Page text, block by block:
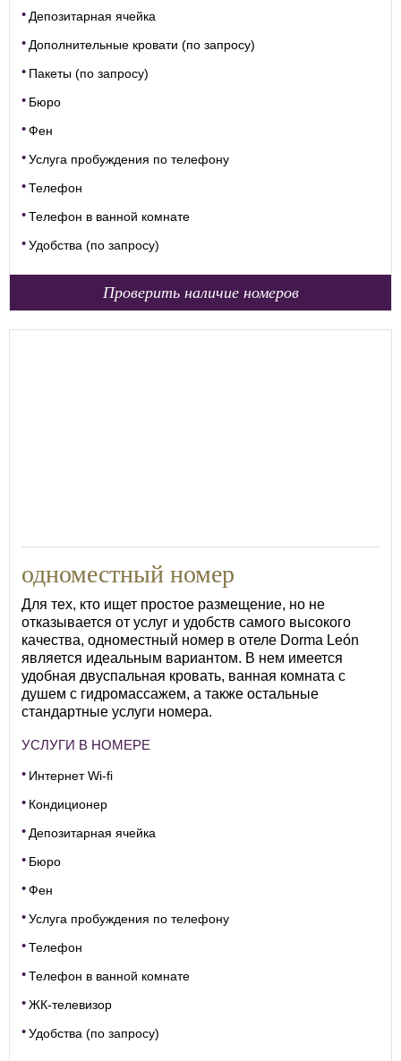
Депозитарная ячейка
Дополнительные кровати (по запросу)
Пакеты (по запросу)
Бюро
Фен
Услуга пробуждения по телефону
Телефон
Телефон в ванной комнате
Удобства (по запросу)
Проверить наличие номеров
одноместный номер
Для тех, кто ищет простое размещение, но не
отказывается от услуг и удобств самого высокого
качества, одноместный номер в отеле Dorma León
является идеальным вариантом. В нем имеется
удобная двуспальная кровать, ванная комната с
душем с гидромассажем, а также остальные
стандартные услуги номера.
УСЛУГИ В НОМЕРЕ
Интернет Wi-fi
Кондиционер
Депозитарная ячейка
Бюро
Фен
Услуга пробуждения по телефону
Телефон
Телефон в ванной комнате
ЖК-телевизор
Удобства (по запросу)